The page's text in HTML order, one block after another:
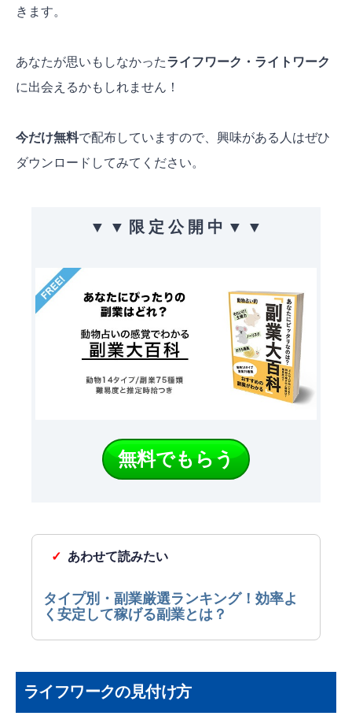
きます。
あなたが思いもしなかったライフワーク・ライトワーク
に出会えるかもしれません！
今だけ無料で配布していますので、興味がある人はぜひ
ダウンロードしてみてください。
▼ ▼ 限 定 公 開 中 ▼ ▼
無料でもらう
タイプ別・副業厳選ランキング！効率よ
く安定して稼げる副業とは？
ライフワークの見付け方